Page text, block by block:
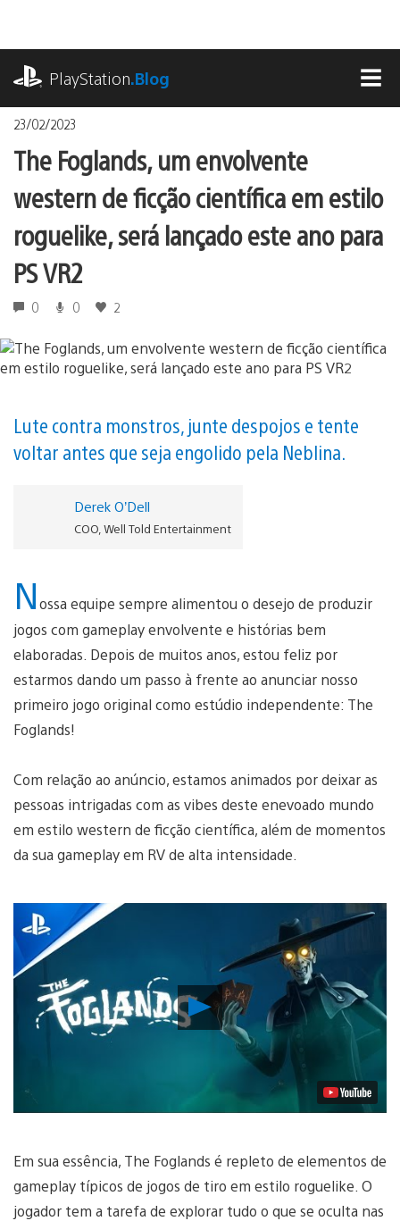
o
conteúdo
PlayStation.Blog
23/02/2023
The Foglands, um envolvente
western de ficção científica em estilo
roguelike, será lançado este ano para
PS VR2
0 0 2
Lute contra monstros, junte despojos e tente
voltar antes que seja engolido pela Neblina.
Derek O’Dell
COO, Well Told Entertainment
Nossa equipe sempre alimentou o desejo de produzir
jogos com gameplay envolvente e histórias bem
elaboradas. Depois de muitos anos, estou feliz por
estarmos dando um passo à frente ao anunciar nosso
primeiro jogo original como estúdio independente: The
Foglands!
Com relação ao anúncio, estamos animados por deixar as
pessoas intrigadas com as vibes deste enevoado mundo
em estilo western de ficção científica, além de momentos
da sua gameplay em RV de alta intensidade.
Reproduzir
Vídeo
Em sua essência, The Foglands é repleto de elementos de
gameplay típicos de jogos de tiro em estilo roguelike. O
jogador tem a tarefa de explorar tudo o que se oculta nas